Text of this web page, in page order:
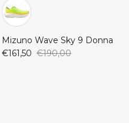
Mizuno Wave Sky 9 Donna
€161,50 €190,00